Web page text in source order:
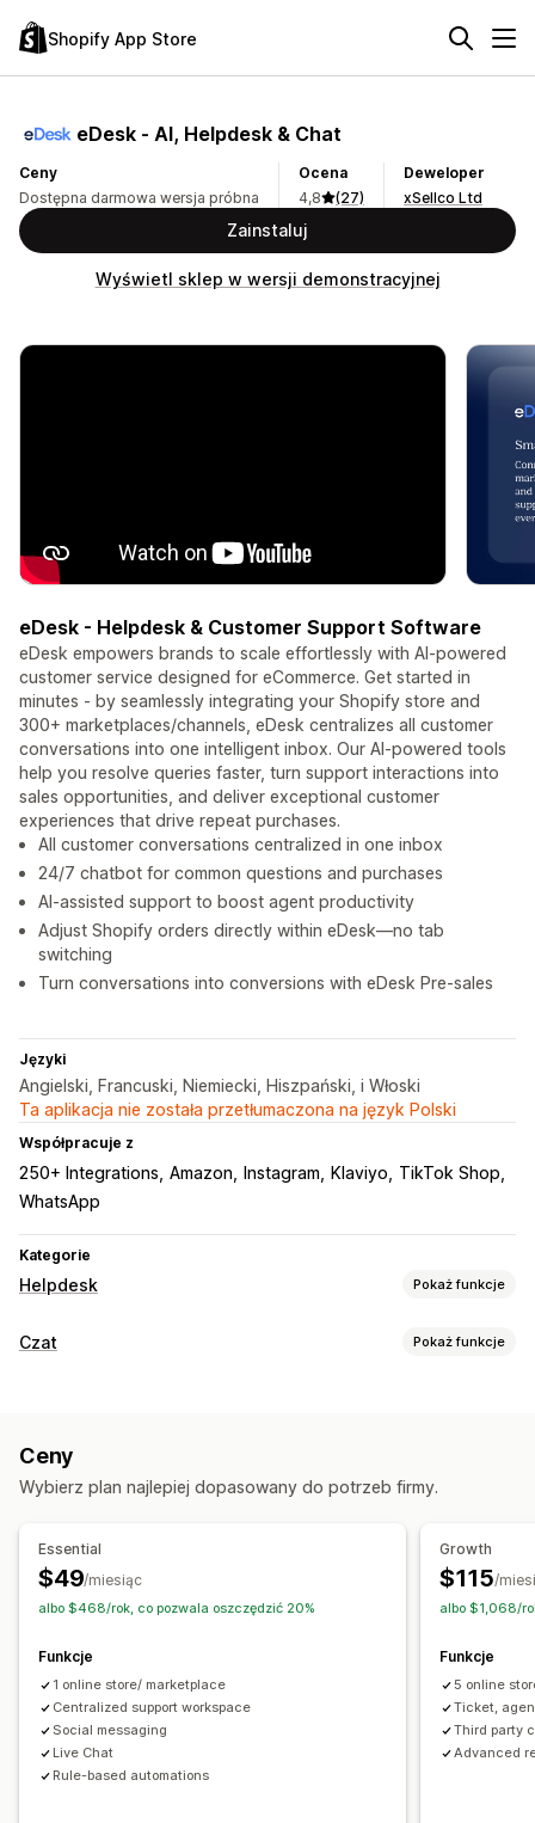
Shopify App Store
eDesk ‑ AI, Helpdesk & Chat
Ceny
Dostępna darmowa wersja próbna
Ocena
4,8
(27)
Deweloper
xSellco Ltd
Zainstaluj
Wyświetl sklep w wersji demonstracyjnej
eDesk - Helpdesk & Customer Support Software
eDesk empowers brands to scale effortlessly with AI-powered
customer service designed for eCommerce. Get started in
minutes - by seamlessly integrating your Shopify store and
300+ marketplaces/channels, eDesk centralizes all customer
conversations into one intelligent inbox. Our AI-powered tools
help you resolve queries faster, turn support interactions into
sales opportunities, and deliver exceptional customer
experiences that drive repeat purchases.
All customer conversations centralized in one inbox
24/7 chatbot for common questions and purchases
AI-assisted support to boost agent productivity
Adjust Shopify orders directly within eDesk—no tab
switching
Turn conversations into conversions with eDesk Pre-sales
Języki
Angielski, Francuski, Niemiecki, Hiszpański, i Włoski
Ta aplikacja nie została przetłumaczona na język Polski
Współpracuje z
250+ Integrations Amazon Instagram Klaviyo
TikTok Shop
WhatsApp
Kategorie
Helpdesk Pokaż funkcje
Kanały
Automatyzacja workflow
Odpowiedzi oparte na sztucznej inteligencji
Podsumowania oparte na sztucznej inteligencji
Biletowanie Ujednolicona skrzynka odbiorcza
Wyzwalacze oparte na regułach
Oznaczanie
Wykrywanie spamu Śledzenie zamówień
Powiadomienia klientów
Ankiety z informacją zwrotną
Wielojęzyczne
Czat Pokaż funkcje
Obsługa połączeń głosowych
Media społecznościowe Przesyłanie pliku Wielojęzyczne
Informacje o klientach
Automatyczne odpowiedzi
Rekomendacje produktów
Prośby o recenzje Alerty dotyczące wysyłki
Aktualizacje zamówienia
Wyślij transkrypcję
Dostosowanie
Ceny
Wybierz plan najlepiej dopasowany do potrzeb firmy.
Essential
$49/miesiąc
albo $468/rok, co pozwala oszczędzić 20%
Funkcje
1 online store/ marketplace
Centralized support workspace
Social messaging
Live Chat
Rule-based automations
Growth
$115/
albo $1,068/
Funkcje
5 online
Ticket,
Third party
Advanced